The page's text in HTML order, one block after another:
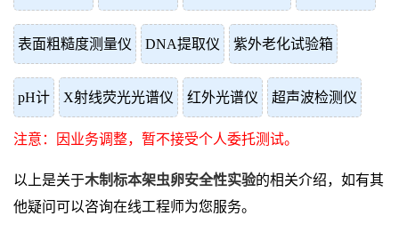
表面粗糙度测量仪 DNA提取仪 紫外老化试验箱
pH计 X射线荧光光谱仪 红外光谱仪 超声波检测仪
注意：因业务调整，暂不接受个人委托测试。
以上是关于木制标本架虫卵安全性实验的相关介绍，如有其
他疑问可以咨询在线工程师为您服务。